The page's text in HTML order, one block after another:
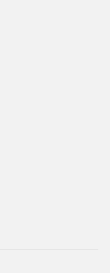
хранения
быть на шаг
и стандартов